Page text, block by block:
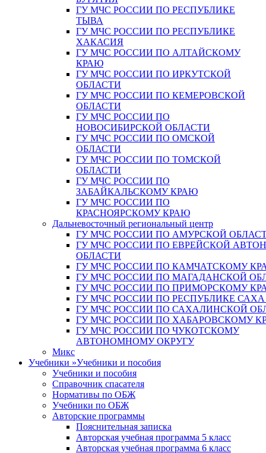
ГУ МЧС РОССИИ ПО РЕСПУБЛИКЕ
ТЫВА
ГУ МЧС РОССИИ ПО РЕСПУБЛИКЕ
ХАКАСИЯ
ГУ МЧС РОССИИ ПО АЛТАЙСКОМУ
КРАЮ
ГУ МЧС РОССИИ ПО ИРКУТСКОЙ
ОБЛАСТИ
ГУ МЧС РОССИИ ПО КЕМЕРОВСКОЙ
ОБЛАСТИ
ГУ МЧС РОССИИ ПО
НОВОСИБИРСКОЙ ОБЛАСТИ
ГУ МЧС РОССИИ ПО ОМСКОЙ
ОБЛАСТИ
ГУ МЧС РОССИИ ПО ТОМСКОЙ
ОБЛАСТИ
ГУ МЧС РОССИИ ПО
ЗАБАЙКАЛЬСКОМУ КРАЮ
ГУ МЧС РОССИИ ПО
КРАСНОЯРСКОМУ КРАЮ
Дальневосточный региональный центр
ГУ МЧС РОССИИ ПО АМУРСКОЙ
ГУ МЧС РОССИИ ПО ЕВРЕЙСКОЙ
ОБЛАСТИ
ГУ МЧС РОССИИ ПО КАМЧАТСКОМУ
ГУ МЧС РОССИИ ПО МАГАДАНСКОЙ
ГУ МЧС РОССИИ ПО ПРИМОРСКОМУ
ГУ МЧС РОССИИ ПО РЕСПУБЛИКЕ
ГУ МЧС РОССИИ ПО САХАЛИНСКОЙ
ГУ МЧС РОССИИ ПО ХАБАРОВСКОМУ
ГУ МЧС РОССИИ ПО ЧУКОТСКОМУ
АВТОНОМНОМУ ОКРУГУ
Микс
Учебники »Учебники и пособия
Учебники и пособия
Справочник спасателя
Нормативы по ОБЖ
Учебники по ОБЖ
Авторские программы
Пояснительная записка
Авторская учебная программа 5 класс
Авторская учебная программа 6 класс